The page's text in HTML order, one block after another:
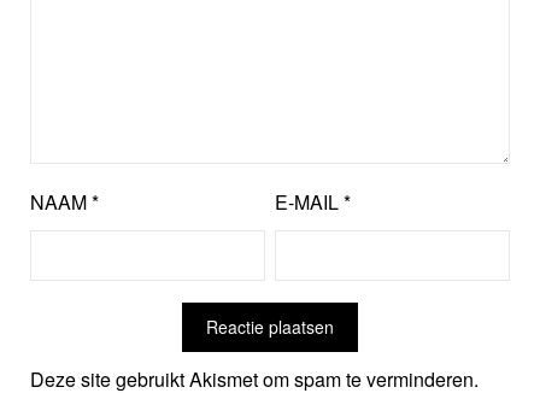
NAAM* E-MAIL*
Deze site gebruikt Akismet om spam te verminderen.